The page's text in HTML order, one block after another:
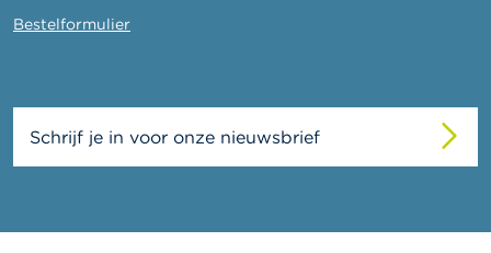
Bestelformulier
Schrijf je in voor onze nieuwsbrief